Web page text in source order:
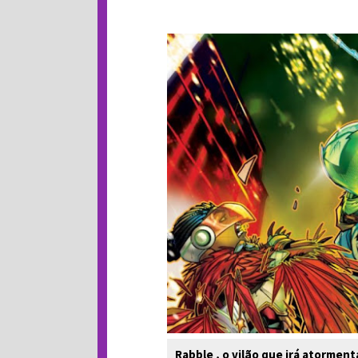
Rabble , o vilão que irá